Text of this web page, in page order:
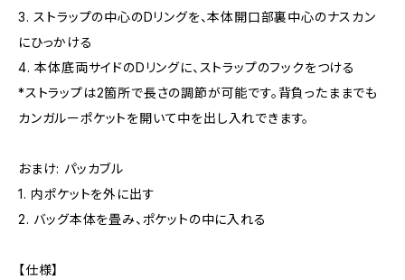
3. ストラップの中心のDリングを、本体開口部裏中心のナスカン
にひっかける
4. 本体底両サイドのDリングに、ストラップのフックをつける
*ストラップは2箇所で長さの調節が可能です。背負ったままでも
カンガルーポケットを開いて中を出し入れできます。
おまけ: パッカブル
1. 内ポケットを外に出す
2. バッグ本体を畳み、ポケットの中に入れる
【仕様】